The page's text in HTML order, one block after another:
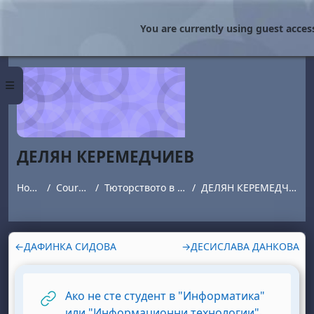
Side panel
You are currently using guest
ДЕЛЯН КЕРЕМЕДЧИЕВ
Home Courses Тюторството в НБУ ДЕЛЯН КЕРЕМЕДЧИЕВ
Section outline
←ДАФИНКА СИДОВА →ДЕСИСЛАВА ДАНКОВА
Ако не сте студент в "Информатика"